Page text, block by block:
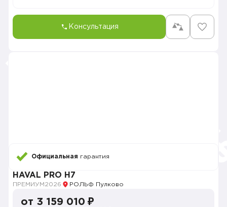
Консультация
Официальная гарантия
HAVAL PRO H7
ПРЕМИУМ 2026 РОЛЬФ Пулково
от 3 159 010 ₽